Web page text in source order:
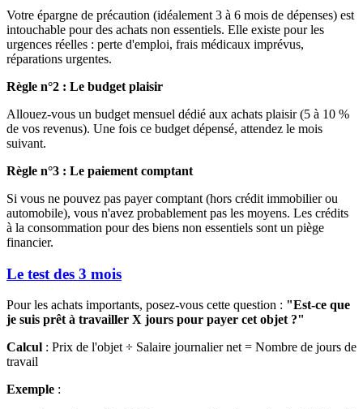
Votre épargne de précaution (idéalement 3 à 6 mois de dépenses) est
intouchable pour des achats non essentiels. Elle existe pour les
urgences réelles : perte d'emploi, frais médicaux imprévus,
réparations urgentes.
Règle n°2 : Le budget plaisir
Allouez-vous un budget mensuel dédié aux achats plaisir (5 à 10 %
de vos revenus). Une fois ce budget dépensé, attendez le mois
suivant.
Règle n°3 : Le paiement comptant
Si vous ne pouvez pas payer comptant (hors crédit immobilier ou
automobile), vous n'avez probablement pas les moyens. Les crédits
à la consommation pour des biens non essentiels sont un piège
financier.
Le test des 3 mois
Pour les achats importants, posez-vous cette question : "Est-ce que
je suis prêt à travailler X jours pour payer cet objet ?"
Calcul : Prix de l'objet ÷ Salaire journalier net = Nombre de jours de
travail
Exemple :